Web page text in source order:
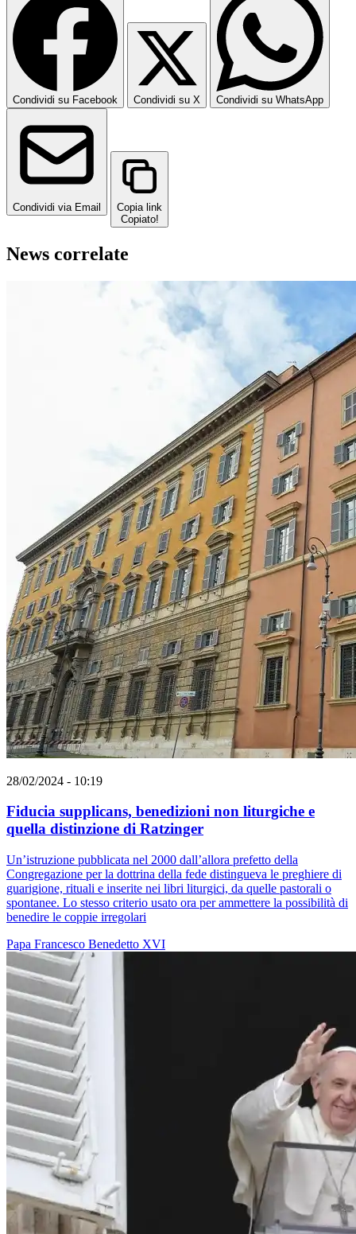
Condividi su Facebook Condividi su X Condividi su WhatsApp
Condividi via Email
Copia link
Copiato!
News correlate
28/02/2024 - 10:19
Fiducia supplicans, benedizioni non liturgiche e
quella distinzione di Ratzinger
Un’istruzione pubblicata nel 2000 dall’allora prefetto della
Congregazione per la dottrina della fede distingueva le preghiere di
guarigione, rituali e inserite nei libri liturgici, da quelle pastorali o
spontanee. Lo stesso criterio usato ora per ammettere la possibilità di
benedire le coppie irregolari
Papa Francesco Benedetto XVI